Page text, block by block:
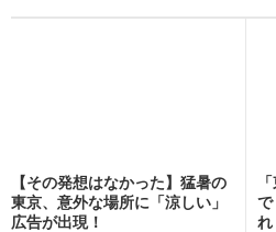
【その発想はなかった】猛暑の
東京、意外な場所に「涼しい」
広告が出現！
で
れ